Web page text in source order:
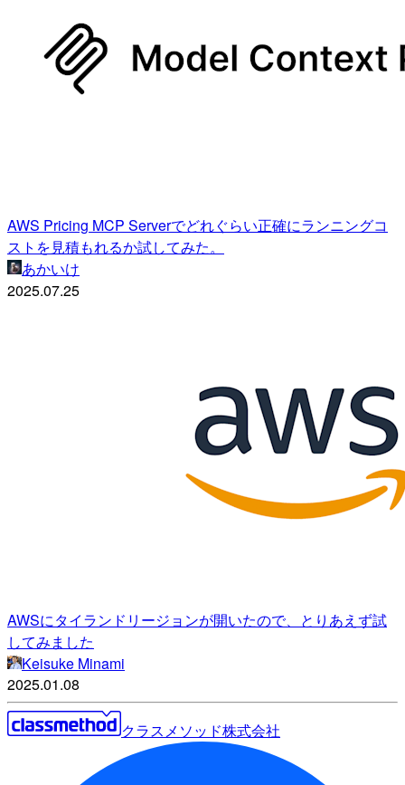
AWS Pricing MCP Serverでどれぐらい正確にランニングコ
ストを見積もれるか試してみた。
あかいけ
2025.07.25
AWSにタイランドリージョンが開いたので、とりあえず試
してみました
Keisuke Minami
2025.01.08
クラスメソッド株式会社